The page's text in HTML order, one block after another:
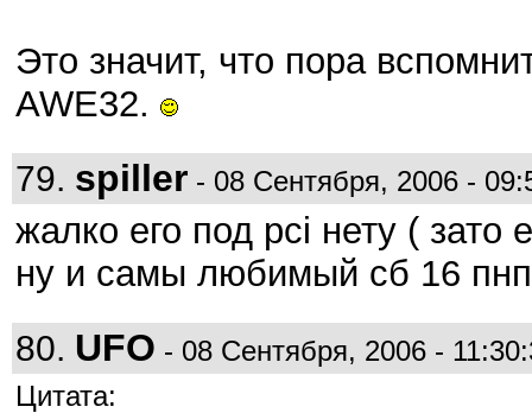
Это значит, что пора
AWE32.
79. spiller - 08 Сентября, 2006 -
жалко его под pci нету ( зато
ну и самы любимый сб 16
80. UFO - 08 Сентября, 2006 -
Цитата: